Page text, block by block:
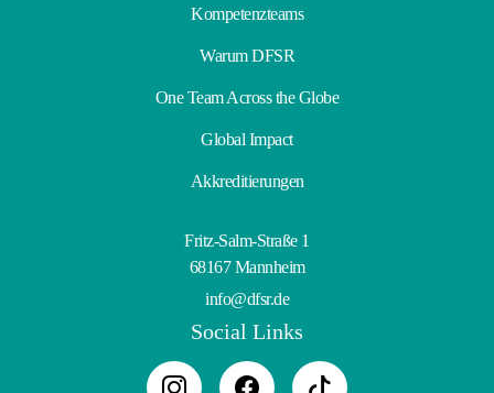
Kompetenzteams
Warum DFSR
One Team Across the Globe
Global Impact
Akkreditierungen
Fritz-Salm-Straße 1
68167 Mannheim
info@dfsr.de
Social Links